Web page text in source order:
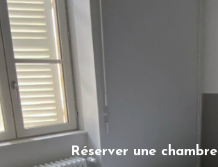
Réserver une chambre